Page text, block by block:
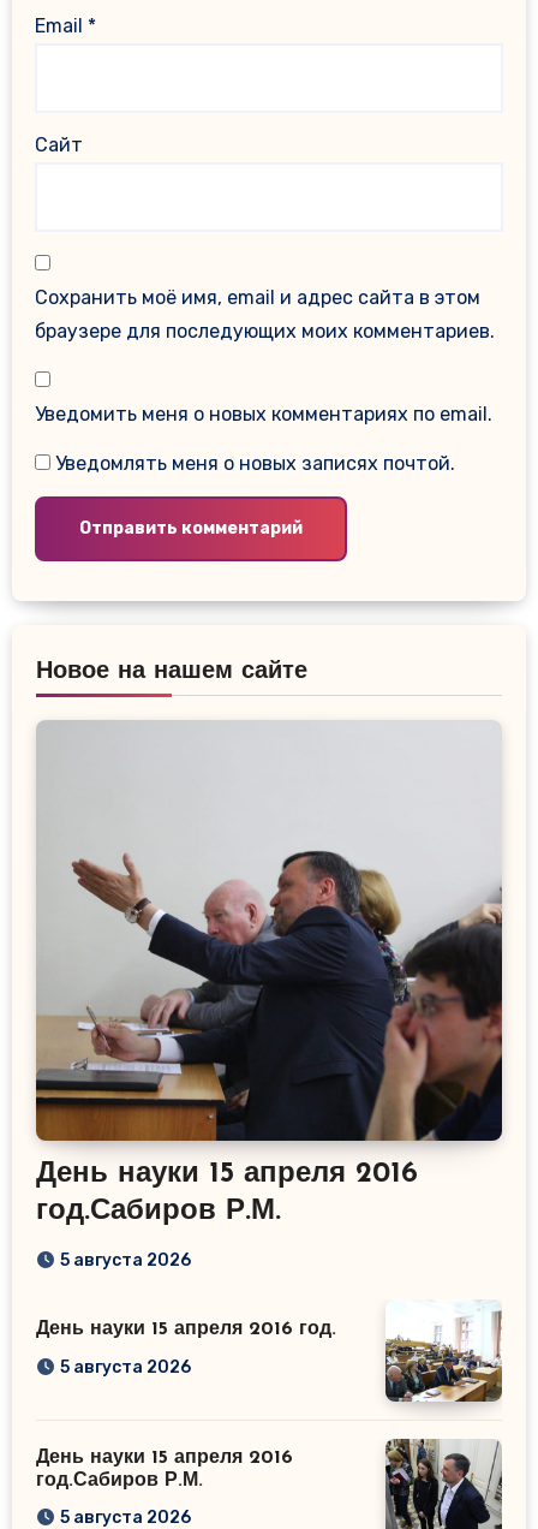
Email *
Сайт
Сохранить моё имя, email и адрес сайта в этом
браузере для последующих моих комментариев.
Уведомить меня о новых комментариях по email.
Уведомлять меня о новых записях почтой.
Новое на нашем сайте
День науки 15 апреля 2016
год.Сабиров Р.М.
5 августа 2026
День науки 15 апреля 2016 год.
5 августа 2026
День науки 15 апреля 2016
год.Сабиров Р.М.
5 августа 2026